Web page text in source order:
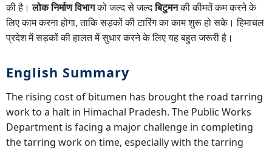
की है।लोक निर्माण विभागको जल्द से जल्दबिटुमनकी कीमतें कम करने के
लिए काम करना होगा, ताकि सड़कों की टारिंग का काम शुरू हो सके। हिमाचल
प्रदेश में सड़कों की हालत में सुधार करने के लिए यह बहुत जरूरी है।
English Summary
The rising cost of bitumen has brought the road tarring
work to a halt in Himachal Pradesh. The Public Works
Department is facing a major challenge in completing
the tarring work on time, especially with the tarring